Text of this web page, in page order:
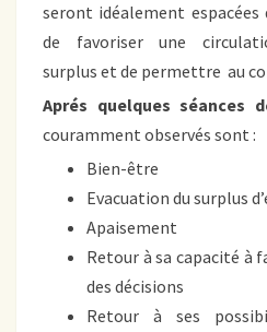
seront idéalement espacées
de favoriser une
surplus et de permettre au
Aprés quelques séances
couramment observés sont :
Bien-être
Evacuation du surplus
Apaisement
Retour à sa capacité à
des décisions
Retour à ses